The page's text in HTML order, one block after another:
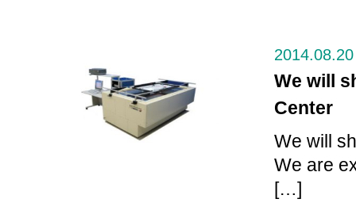
2014.08.20
We will
Center
We will
We are
[…]